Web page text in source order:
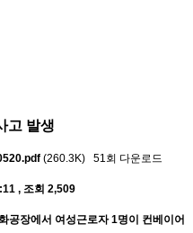
고 발생
(260.3K)
51회 다운로드
, 조회 2,509
공장에서 여성근로자 1명이 컨베이어